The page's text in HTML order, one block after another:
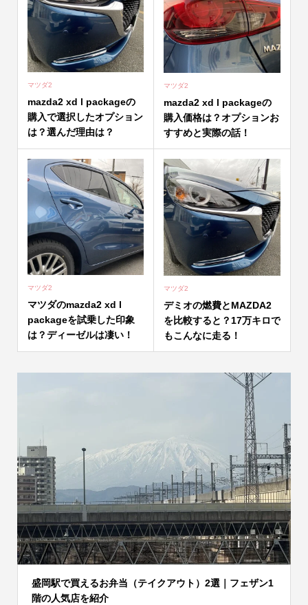
マツダ2
mazda2 xd l packageの
購入で選択したオプション
は？選んだ理由は？
マツダ2
mazda2 xd l packageの
購入価格は？オプションお
すすめと実際の話！
マツダ2
マツダのmazda2 xd l
packageを試乗した印象
は？ディーゼルは凄い！
マツダ2
デミオの燃費とMAZDA2
を比較すると？17万キロで
もこんなに走る！
盛岡駅で買えるお弁当（テイクアウト）2選｜フェザン1
階の人気店を紹介